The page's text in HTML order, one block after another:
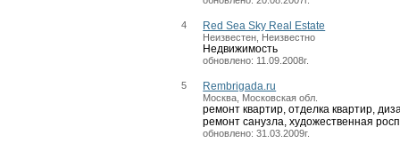
4 Red Sea Sky Real Estate
Неизвестен, Неизвестно
Недвижимость
обновлено: 11.09.2008г.
5 Rembrigada.ru
Москва, Московская обл.
ремонт квартир, отделка квартир,
ремонт санузла, художественная
обновлено: 31.03.2009г.